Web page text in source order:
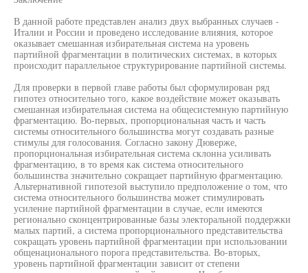
В данной работе представлен анализ двух выбранных случаев -
Италии и России и проведено исследование влияния, которое
оказывает смешанная избирательная система на уровень
партийной фрагментации в политических системах, в которых
происходит параллельное структурирование партийной системы.
Для проверки в первой главе работы был сформулирован ряд
гипотез относительно того, какое воздействие может оказывать
смешанная избирательная система на общесистемную партийную
фрагментацию. Во-первых, пропорциональная часть и часть
системы относительного большинства могут создавать разные
стимулы для голосования. Согласно закону Дюверже,
пропорциональная избирательная система склонна усиливать
фрагментацию, в то время как система относительного
большинства значительно сокращает партийную фрагментацию.
Альтернативной гипотезой выступило предположение о том, что
система относительного большинства может стимулировать
усиление партийной фрагментации в случае, если имеются
регионально сконцентрированные базы электоральной поддержки
малых партий, а система пропорционального представительства
сокращать уровень партийной фрагментации при использовании
общенационального порога представительства. Во-вторых,
уровень партийной фрагментации зависит от степени